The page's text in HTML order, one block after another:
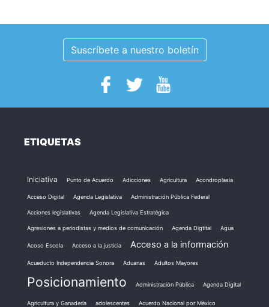
Suscríbete a nuestro boletín
ETIQUETAS
Iniciativa Punto de Acuerdo Adicciones Agricultura Acondroplasia
Acceso Digital Agenda Legislativa Administración Pública Federal
Acciones legislativas Agenda Legislativa Estratégica
Agresiones a periodistas y medios de comunicación Agenda Digtital Agua
Acoso Escola Acceso a la justicia Acceso a la información
Acueducto Independencia Sonora Aduanas Adultos Mayores
Posicionamiento Administración Pública Agenda Digital
Agricultura y Ganadería adolescentes Acuerdo Nacional por México